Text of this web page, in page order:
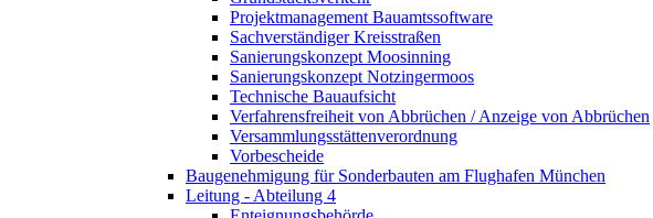
Projektmanagement Bauamtssoftware
Sachverständiger Kreisstraßen
Sanierungskonzept Moosinning
Sanierungskonzept Notzingermoos
Technische Bauaufsicht
Verfahrensfreiheit von Abbrüchen / Anzeige von Abbrüchen
Versammlungsstättenverordnung
Vorbescheide
Baugenehmigung für Sonderbauten am Flughafen München
Leitung - Abteilung 4